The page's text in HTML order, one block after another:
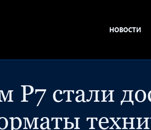
НОВОСТИ
Р7 стали